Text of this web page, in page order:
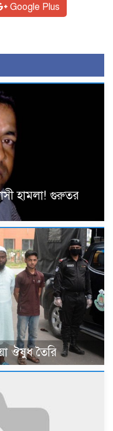
Google Plus
হামলা! গুরুতর
ঔষুধ তৈরি